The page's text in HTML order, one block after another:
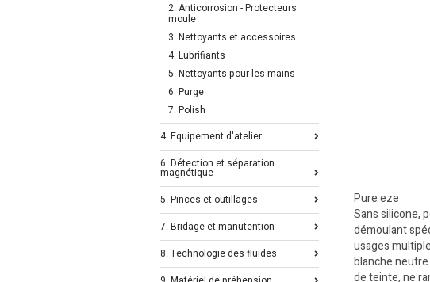
Pure eze
Sans silicone,
démoulant
usages
blanche
de teinte, ne
2. Anticorrosion - Protecteurs
moule
3. Nettoyants et accessoires
4. Lubrifiants
5. Nettoyants pour les mains
6. Purge
7. Polish
4. Equipement d'atelier
6. Détection et séparation
magnétique
5. Pinces et outillages
7. Bridage et manutention
8. Technologie des fluides